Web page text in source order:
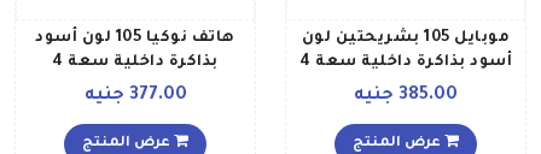
موبايل 105 بشريحتين لون
أسود بذاكرة داخلية سعة 4
ميجابايت يدعم تقنية 2G
385.00 جنيه
عرض المنتج
هاتف نوكيا 105 لون أسود
بذاكرة داخلية سعة 4
ميجابايت يدعم تقنية 2G
377.00 جنيه
عرض المنتج